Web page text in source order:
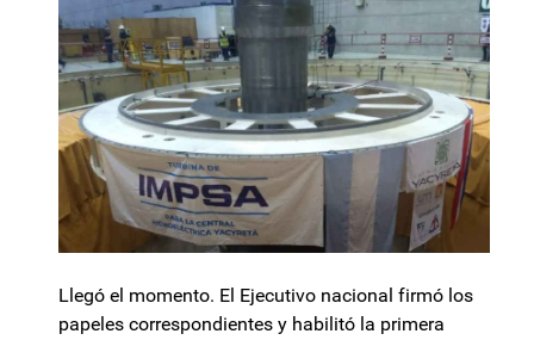
Llegó el momento. El Ejecutivo nacional firmó los
papeles correspondientes y habilitó la primera